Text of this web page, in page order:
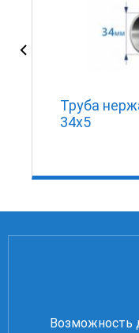
Труба
34х5
Возможность